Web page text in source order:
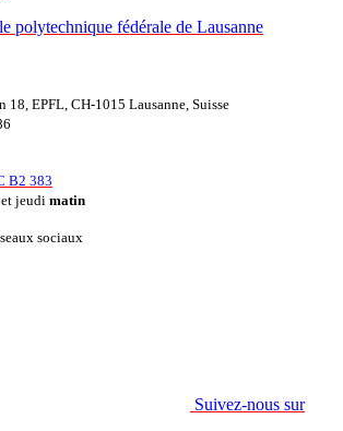
18, EPFL, CH-1015 Lausanne, Suisse
B2 383
jeudi matin
sociaux
Suivez-nous sur